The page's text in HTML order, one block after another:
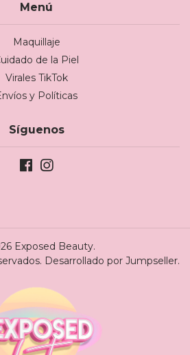
Menú
Maquillaje
de la Piel
Virales TikTok
y Políticas
Síguenos
Exposed Beauty.
Desarrollado por Jumpseller.